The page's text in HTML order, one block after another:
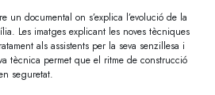
un documental on s’explica l’evolució de la
Les imatges explicant les noves tècniques
als assistents per la seva senzillesa i
tècnica permet que el ritme de construcció
seguretat.